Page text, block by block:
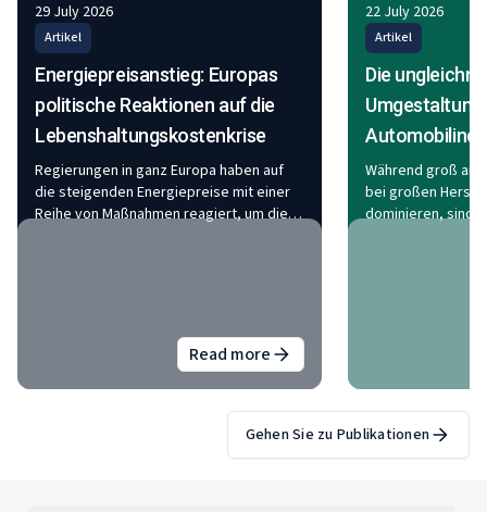
29 July 2026
Artikel
Energiepreisanstieg: Europas
politische Reaktionen auf die
Lebenshaltungskostenkrise
Regierungen in ganz Europa haben auf
die steigenden Energiepreise mit einer
Reihe von Maßnahmen reagiert, um die
darauf ab, die unmittelbaren
Auswirkungen abzumildern, und
langfristig darauf ab, Energiequellen zu
Energieabhängigkeit zu verringern.
Read more
aboutEnergiepreisanstieg:
22 July 2026
Artikel
Die
Während groß
bei großen
dominieren, sind
der
gesamten Sektor.
Gehen Sie zu Publikationen